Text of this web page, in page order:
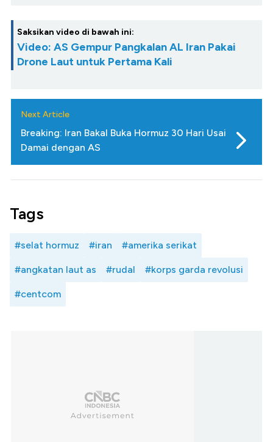
Saksikan video di bawah ini:
Video: AS Gempur Pangkalan AL Iran Pakai
Drone Laut untuk Pertama Kali
Next Article
Breaking: Iran Bakal Buka Hormuz 30 Hari Usai
Damai dengan AS
Tags
#selat hormuz #iran #amerika serikat
#angkatan laut as #rudal #korps garda revolusi
#centcom